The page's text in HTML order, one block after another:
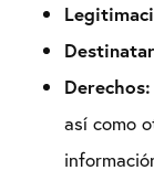
Derechos:
así como